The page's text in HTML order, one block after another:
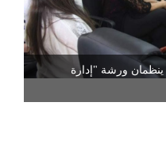
ورشة "إدارة